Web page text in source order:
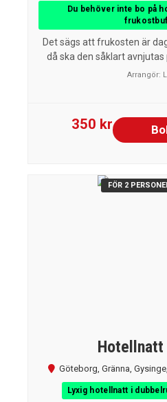
Du behöver inte bo på
Det sägs att frukosten är
då ska den såklart avnjutas
Arrangör:
350 kr
FÖR 2
Göteborg, Gränna, Gysinge,
Lyxig hotellnatt i